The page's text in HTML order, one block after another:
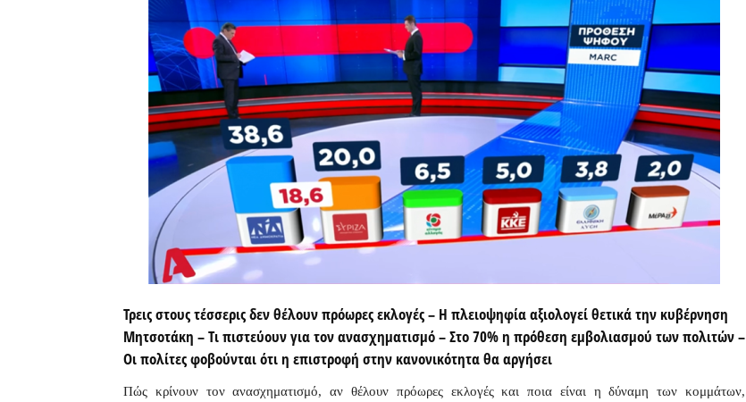
Τρεις στους τέσσερις δεν θέλουν πρόωρες εκλογές – Η πλειοψηφία αξιολογεί θετικά την κυβέρνηση
Μητσοτάκη – Τι πιστεύουν για τον ανασχηματισμό – Στο 70% η πρόθεση εμβολιασμού των πολιτών –
Οι πολίτες φοβούνται ότι η επιστροφή στην κανονικότητα θα αργήσει
Πώς κρίνουν τον ανασχηματισμό, αν θέλουν πρόωρες εκλογές και ποια είναι η δύναμη των κομμάτων,